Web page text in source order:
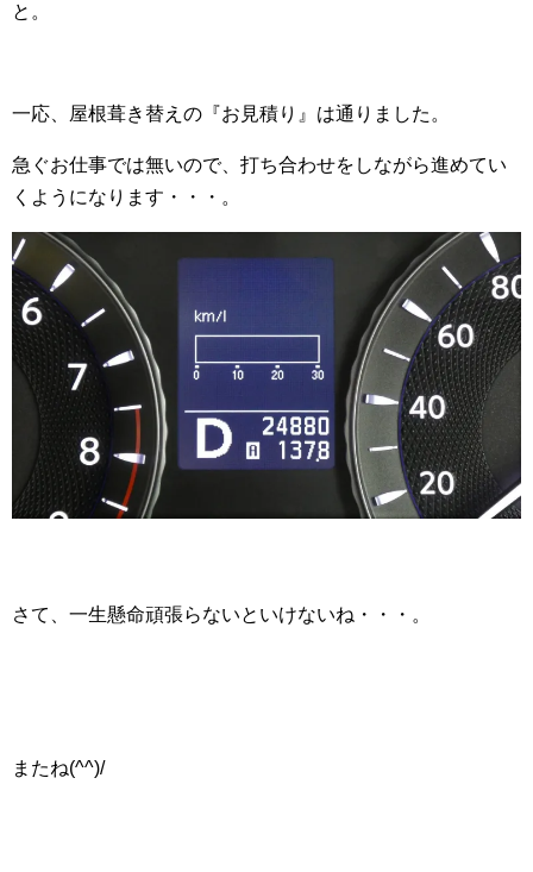
と。
一応、屋根葺き替えの『お見積り』は通りました。
急ぐお仕事では無いので、打ち合わせをしながら進めてい
くようになります・・・。
さて、一生懸命頑張らないといけないね・・・。
またね(^^)/